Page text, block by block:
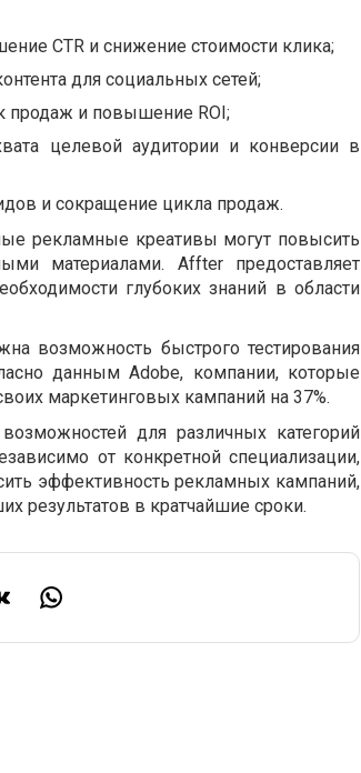
CTR и снижение стоимости клика;
для социальных сетей;
продаж и повышение ROI;
целевой аудитории и конверсии в
и сокращение цикла продаж.
рекламные креативы могут повысить
материалами. Affter предоставляет
глубоких знаний в области
возможность быстрого тестирования
данным Adobe, компании, которые
маркетинговых кампаний на 37%.
для различных категорий
от конкретной специализации,
эффективность рекламных кампаний,
результатов в кратчайшие сроки.